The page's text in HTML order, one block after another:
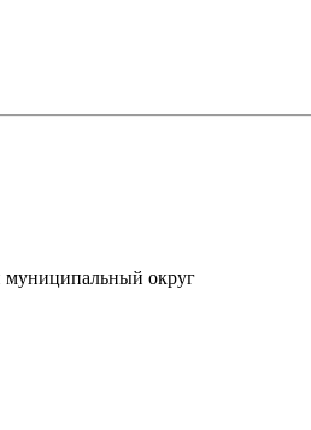
муниципальный округ